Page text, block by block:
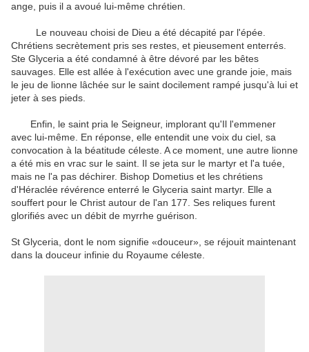
ange, puis il a avoué lui-même chrétien.
Le nouveau choisi de Dieu a été décapité par l'épée.
Chrétiens secrètement pris ses restes, et pieusement enterrés.
Ste Glyceria a été condamné à être dévoré par les bêtes
sauvages. Elle est allée à l'exécution avec une grande joie, mais
le jeu de lionne lâchée sur le saint docilement rampé jusqu'à lui et
jeter à ses pieds.
Enfin, le saint pria le Seigneur, implorant qu'Il l'emmener
avec lui-même. En réponse, elle entendit une voix du ciel, sa
convocation à la béatitude céleste. A ce moment, une autre lionne
a été mis en vrac sur le saint. Il se jeta sur le martyr et l'a tuée,
mais ne l'a pas déchirer. Bishop Dometius et les chrétiens
d'Héraclée révérence enterré le Glyceria saint martyr. Elle a
souffert pour le Christ autour de l'an 177. Ses reliques furent
glorifiés avec un débit de myrrhe guérison.
St Glyceria, dont le nom signifie «douceur», se réjouit maintenant
dans la douceur infinie du Royaume céleste.